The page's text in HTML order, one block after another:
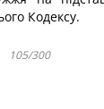
Кодексу.
105/300